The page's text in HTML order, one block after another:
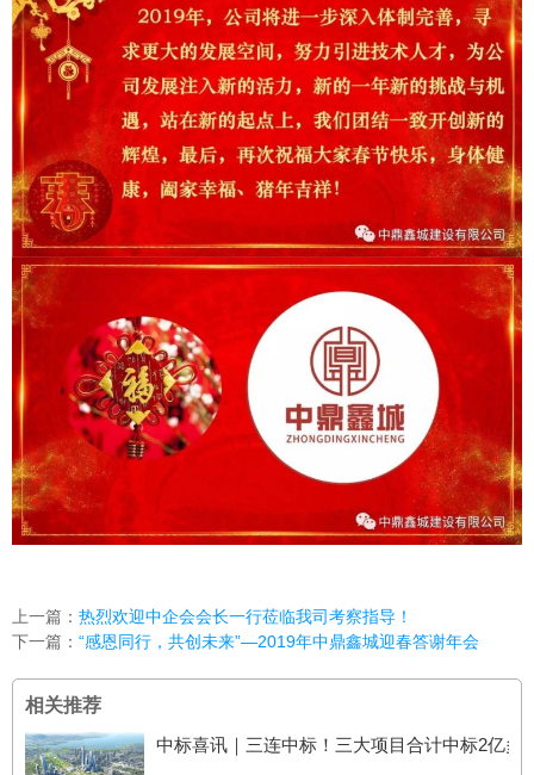
上一篇： 热烈欢迎中企会会长一行莅临我司考察指导！
下一篇： “感恩同行，共创未来”—2019年中鼎鑫城迎春答谢年会
相关推荐
中标喜讯｜三连中标！三大项目合计中标2亿多